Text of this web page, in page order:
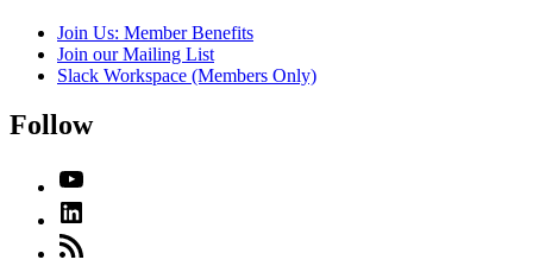
Join Us: Member Benefits
Join our Mailing List
Slack Workspace (Members Only)
Follow